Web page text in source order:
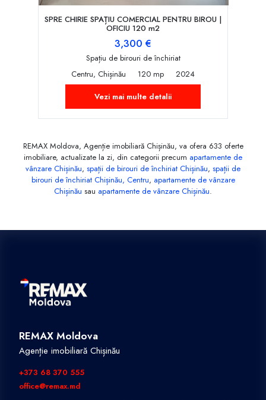
SPRE CHIRIE SPAȚIU COMERCIAL PENTRU BIROU |
OFICIU 120 m2
3,300 €
Spațiu de birouri de închiriat
Centru, Chișinău
120 mp
2024
Vezi mai multe detalii
REMAX Moldova, Agenție imobiliară Chișinău, va ofera 633 oferte
imobiliare, actualizate la zi, din categorii precum apartamente de
vânzare Chișinău, spații de birouri de închiriat Chișinău, spații de
birouri de închiriat Chișinău, Centru, apartamente de vânzare
Chișinău sau apartamente de vânzare Chișinău.
REMAX Moldova
Agenție imobiliară Chișinău
+373 68 370 555
office@remax.md